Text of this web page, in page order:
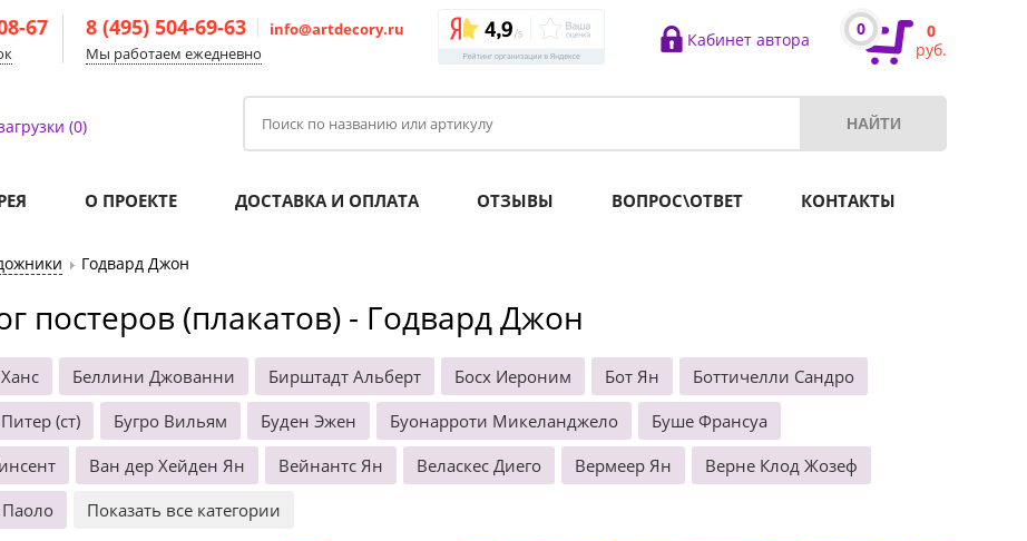
67 8 (495) 504-69-63
info@artdecory.ru
Мы работаем ежедневно
Кабинет автора
0
0
руб.
(0)
О ПРОЕКТЕ ДОСТАВКА И ОПЛАТА ОТЗЫВЫ ВОПРОС\ОТВЕТ КОНТАКТЫ
Годвард Джон
постеров (плакатов) - Годвард Джон
Беллини Джованни Бирштадт Альберт Босх Иероним Бот Ян
Боттичелли Сандро
(ст)
Бугро Вильям Буден Эжен Буонарроти Микеланджело
Буше Франсуа
Ван дер Хейден Ян Вейнантс Ян Веласкес Диего Вермеер Ян
Верне Клод Жозеф
Паоло
Показать все категории